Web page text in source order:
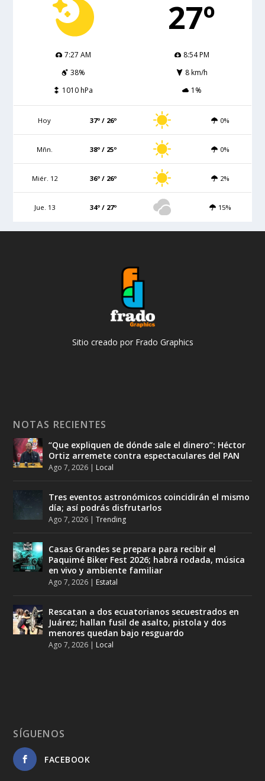
27º
7:27 AM
8:54 PM
38%
8 km/h
1010 hPa
1%
Hoy 37º / 26º 0%
Mñn. 38º / 25º 0%
Miér. 12 36º / 26º 2%
Jue. 13 34º / 27º 15%
Sitio creado por Frado Graphics
NOTAS RECIENTES
“Que expliquen de dónde sale el dinero”: Héctor
Ortiz arremete contra espectaculares del PAN
Ago 7, 2026 | Local
Tres eventos astronómicos coincidirán el mismo
día; así podrás disfrutarlos
Ago 7, 2026 |Trending
Casas Grandes se prepara para recibir el
Paquimé Biker Fest 2026; habrá rodada, música
en vivo y ambiente familiar
Ago 7, 2026 | Estatal
Rescatan a dos ecuatorianos secuestrados en
Juárez; hallan fusil de asalto, pistola y dos
menores quedan bajo resguardo
Ago 7, 2026 | Local
SÍGUENOS
FACEBOOK